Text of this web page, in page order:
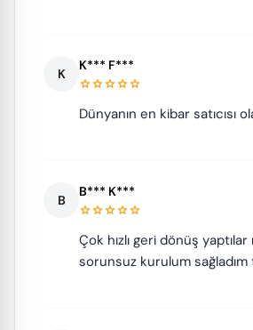
K
K*** F***
starstarstarstarstar
Dünyanın en kibar satıcısı
B
B*** K***
starstarstarstarstar
Çok hızlı geri dönüş
sorunsuz kurulum